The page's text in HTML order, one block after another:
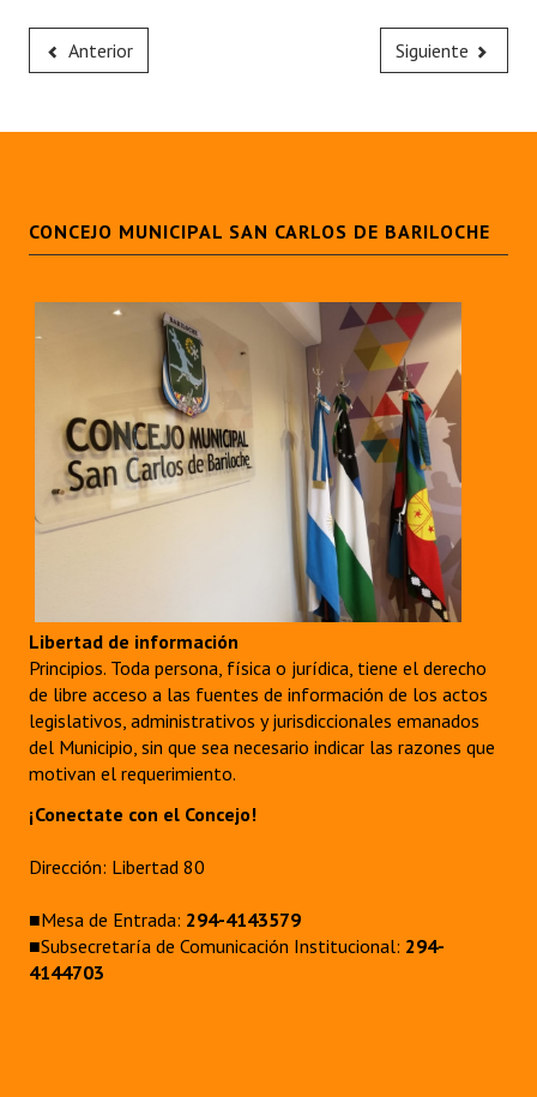
Anterior Siguiente
CONCEJO MUNICIPAL SAN CARLOS DE BARILOCHE
Libertad de información
Principios. Toda persona, física o jurídica, tiene el derecho
de libre acceso a las fuentes de información de los actos
legislativos, administrativos y jurisdiccionales emanados
del Municipio, sin que sea necesario indicar las razones que
motivan el requerimiento.
¡Conectate con el Concejo!
Dirección: Libertad 80
■Mesa de Entrada: 294-4143579
■Subsecretaría de Comunicación Institucional: 294-
4144703